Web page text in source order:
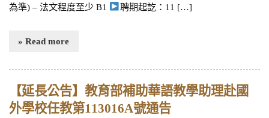
為準) – 法文程度至少 B1
聘期起訖：11 […]
» Read more
【延長公告】教育部補助華語教學助理赴國
外學校任教第113016A號通告